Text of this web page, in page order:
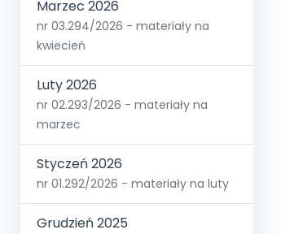
Marzec 2026
nr 03.294/2026 - materiały na
kwiecień
Luty 2026
nr 02.293/2026 - materiały na
marzec
Styczeń 2026
nr 01.292/2026 - materiały na luty
Grudzień 2025